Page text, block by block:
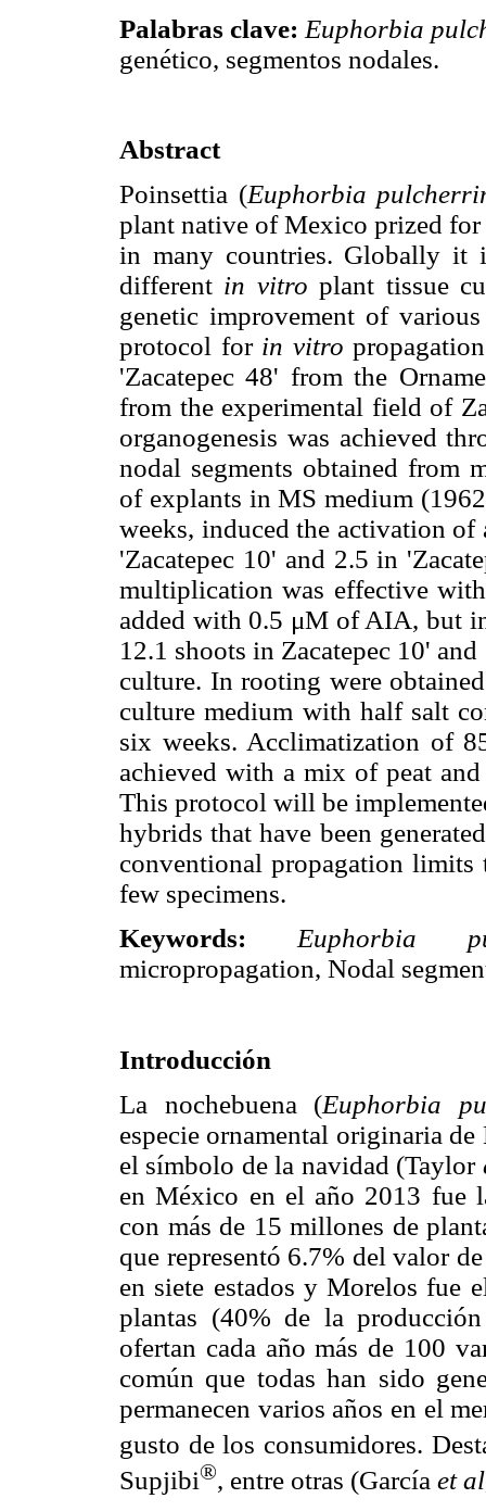
Palabras clave: Euphorbia
genético, segmentos nodales.
Abstract
Poinsettia (Euphorbia
plant native of Mexico prized
in many countries. Globally it
different in vitro plant tissue
genetic improvement of
protocol for in vitro
'Zacatepec 48' from the
from the experimental field of
organogenesis was achieved
nodal segments obtained from
of explants in MS medium
weeks, induced the activation
'Zacatepec 10' and 2.5 in
multiplication was effective
added with 0.5 μM of AIA, but
12.1 shoots in Zacatepec 10'
culture. In rooting were
culture medium with half salt
six weeks. Acclimatization of
achieved with a mix of peat
This protocol will be
hybrids that have been
conventional propagation limits
few specimens.
Keywords:
Euphorbia
micropropagation, Nodal
Introducción
La nochebuena (Euphorbia
especie ornamental originaria
el símbolo de la navidad (Taylor
en México en el año 2013 fue
con más de 15 millones de
que representó 6.7% del valor
en siete estados y Morelos fue
plantas (40% de la
ofertan cada año más de 100
común que todas han sido
permanecen varios años en el
gusto de los consumidores.
Supjibi®, entre otras (García et